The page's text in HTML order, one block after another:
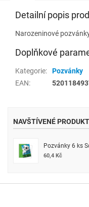
Detailní popis
Narozeninové
Doplňkové
Kategorie:
Pozvánky
EAN:
NAVŠTÍVENÉ
Pozvánky 6 ks
60,4 Kč